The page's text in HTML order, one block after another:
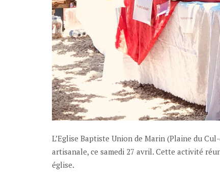
L’Eglise Baptiste Union de Marin (Plaine du
artisanale, ce samedi 27 avril. Cette activité
église.